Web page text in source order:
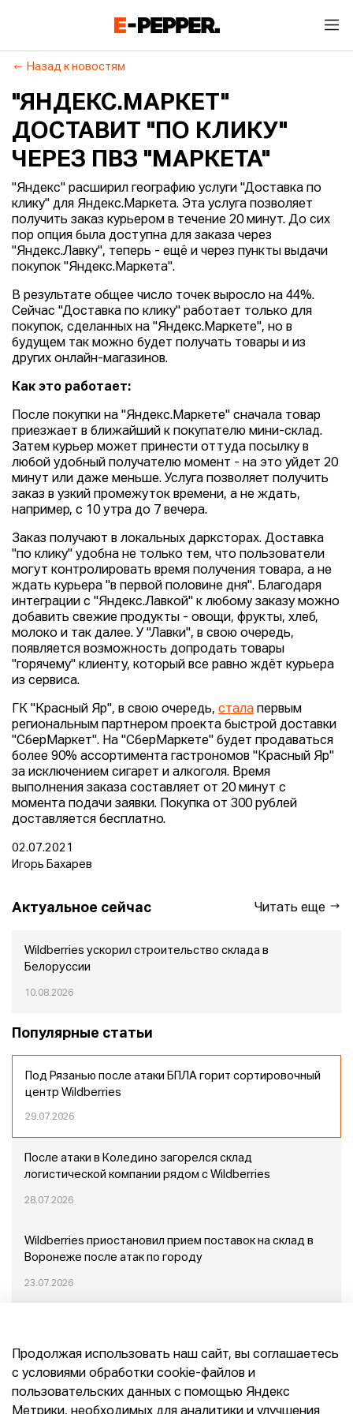
Назад к новостям
"ЯНДЕКС.МАРКЕТ"
ДОСТАВИТ "ПО КЛИКУ"
ЧЕРЕЗ ПВЗ "МАРКЕТА"
"Яндекс" расширил географию услуги "Доставка по
клику" для Яндекс.Маркета. Эта услуга позволяет
получить заказ курьером в течение 20 минут. До сих
пор опция была доступна для заказа через
"Яндекс.Лавку", теперь - ещё и через пункты выдачи
покупок "Яндекс.Маркета".
В результате общее число точек выросло на 44%.
Сейчас "Доставка по клику" работает только для
покупок, сделанных на "Яндекс.Маркете", но в
будущем так можно будет получать товары и из
других онлайн-магазинов.
Как это работает:
После покупки на "Яндекс.Маркете" сначала товар
приезжает в ближайший к покупателю мини-склад.
Затем курьер может принести оттуда посылку в
любой удобный получателю момент - на это уйдет 20
минут или даже меньше. Услуга позволяет получить
заказ в узкий промежуток времени, а не ждать,
например, с 10 утра до 7 вечера.
Заказ получают в локальных дарксторах. Доставка
"по клику" удобна не только тем, что пользователи
могут контролировать время получения товара, а не
ждать курьера "в первой половине дня". Благодаря
интеграции с "Яндекс.Лавкой" к любому заказу можно
добавить свежие продукты - овощи, фрукты, хлеб,
молоко и так далее. У "Лавки", в свою очередь,
появляется возможность допродать товары
"горячему" клиенту, который все равно ждёт курьера
из сервиса.
ГК "Красный Яр", в свою очередь, стала первым
региональным партнером проекта быстрой доставки
"СберМаркет". На "СберМаркете" будет продаваться
более 90% ассортимента гастрономов "Красный Яр"
за исключением сигарет и алкоголя. Время
выполнения заказа составляет от 20 минут с
момента подачи заявки. Покупка от 300 рублей
доставляется бесплатно.
02.07.2021
Игорь Бахарев
Актуальное сейчас Читать еще
Wildberries ускорил строительство склада в
Белоруссии
10.08.2026
Популярные статьи
Под Рязанью после атаки БПЛА горит сортировочный
центр Wildberries
29.07.2026
После атаки в Коледино загорелся склад
логистической компании рядом с Wildberries
28.07.2026
Wildberries приостановил прием поставок на склад в
Воронеже после атак по городу
23.07.2026
Конец эпохи маркетплейсов: прогнозы сооснователя
Продолжая использовать наш сайт, вы соглашаетесь
с условиями обработки cookie-файлов и
пользовательских данных с помощью Яндекс